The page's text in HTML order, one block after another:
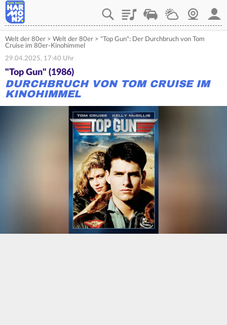
PlaylistVerkehrWetterWebcam
Welt der 80er > Welt der 80er > "Top Gun": Der Durchbruch von Tom
Cruise im 80er-Kinohimmel
29.04.2025, 17:40 Uhr
"Top Gun" (1986)
DURCHBRUCH VON TOM CRUISE IM
KINOHIMMEL